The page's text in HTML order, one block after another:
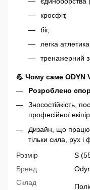
кросфіт,
біг,
легка атлетика,
тренажерний
💪 Чому саме ODYN
Розроблено
Зносостійкість,
професійної
Дизайн, що працює
тільки сила, рух і
Розмір
S
Бренд
Склад